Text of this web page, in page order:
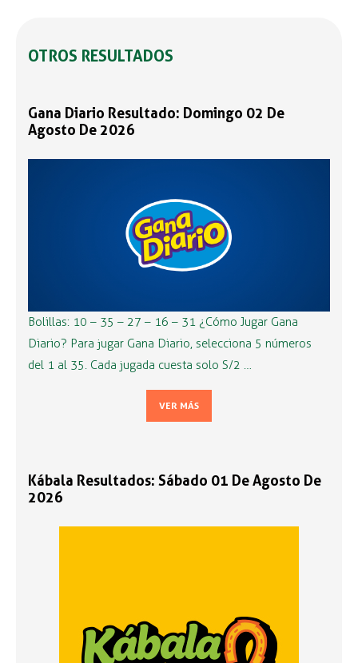
OTROS RESULTADOS
Gana Diario Resultado: Domingo 02 De
Agosto De 2026
Bolillas: 10 – 35 – 27 – 16 – 31 ¿Cómo Jugar Gana
Diario? Para jugar Gana Diario, selecciona 5 números
del 1 al 35. Cada jugada cuesta solo S/2 …
VER MÁS
Kábala Resultados: Sábado 01 De Agosto De
2026